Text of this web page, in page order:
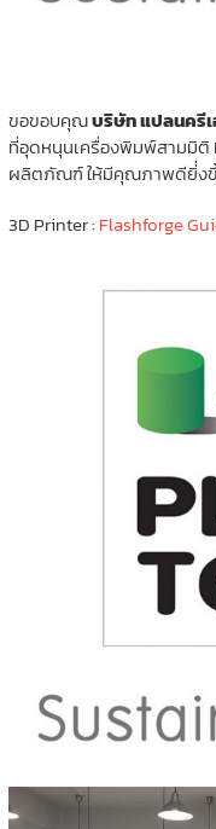
ขอขอบคุณบริษัท แปลนครี
ที่อุดหนุนเครื่องพิมพ์สามมิติ
ผลิตภัณฑ์ ให้มีคุณภาพดียิ่่ง
3D Printer : Flashforge